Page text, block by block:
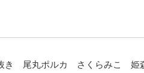
き 尾丸ポルカ さくらみこ 姫